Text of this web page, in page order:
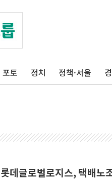
포토 정치 정책·서울
롯데글로벌로지스, 택배